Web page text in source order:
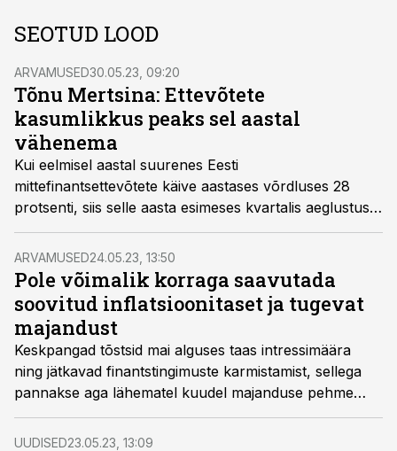
SEOTUD LOOD
ARVAMUSED30.05.23, 09:20
Tõnu Mertsina: Ettevõtete
kasumlikkus peaks sel aastal
vähenema
Kui eelmisel aastal suurenes Eesti
mittefinantsettevõtete käive aastases võrdluses 28
protsenti, siis selle aasta esimeses kvartalis aeglustus
see vaid 6 protsendini. Käibekasvu aeglustumine algas
juba eelmise aasta teisel poolel.
ARVAMUSED24.05.23, 13:50
Pole võimalik korraga saavutada
soovitud inflatsioonitaset ja tugevat
majandust
Keskpangad tõstsid mai alguses taas intressimäära
ning jätkavad finantstingimuste karmistamist, sellega
pannakse aga lähematel kuudel majanduse pehme
maandumise lootus tõenäoliselt tugevalt proovile.
UUDISED23.05.23, 13:09